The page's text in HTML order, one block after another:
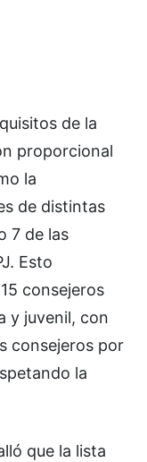
de la
proporcional
la
de distintas
7 de las
Esto
consejeros
y juvenil, con
consejeros por
la
que la lista